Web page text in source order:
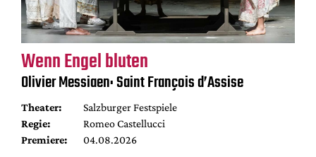
Wenn Engel bluten
Olivier Messiaen: Saint François d’Assise
Theater:
Salzburger Festspiele
Regie:
Romeo Castellucci
Premiere:
04.08.2026